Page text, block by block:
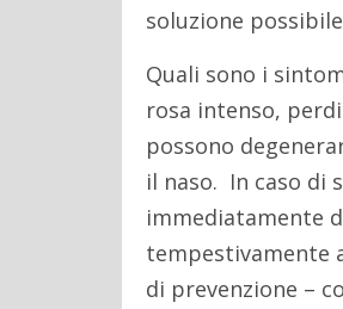
soluzione
Quali sono i
rosa intenso,
possono
il naso. In caso di
immediatamente
tempestivamente
di prevenzione –